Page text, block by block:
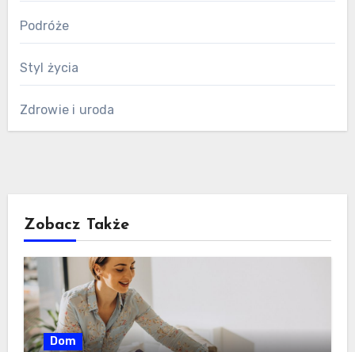
Podróże
Styl życia
Zdrowie i uroda
Zobacz Także
Dom